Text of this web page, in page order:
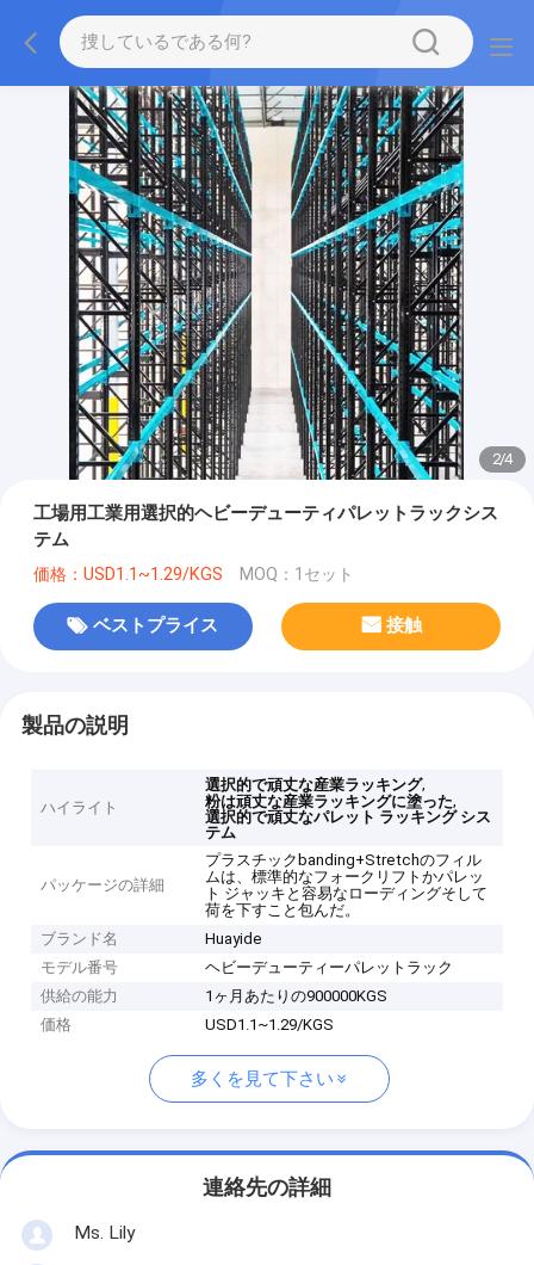
2/4
工場用工業用選択的ヘビーデューティパレットラックシス
テム
価格：USD1.1~1.29/KGS MOQ：1セット
ベストプライス 接触
製品の説明
ハイライト
選択的で頑丈な産業ラッキング,
粉は頑丈な産業ラッキングに塗った,
選択的で頑丈なパレット ラッキング シス
テム
パッケージの詳細
プラスチックbanding+Stretchのフィル
ムは、標準的なフォークリフトかパレッ
ト ジャッキと容易なローディングそして
荷を下すこと包んだ。
ブランド名
Huayide
モデル番号
ヘビーデューティーパレットラック
供給の能力
1ヶ月あたりの900000KGS
価格
USD1.1~1.29/KGS
多くを見て下さい
連絡先の詳細
Ms. Lily